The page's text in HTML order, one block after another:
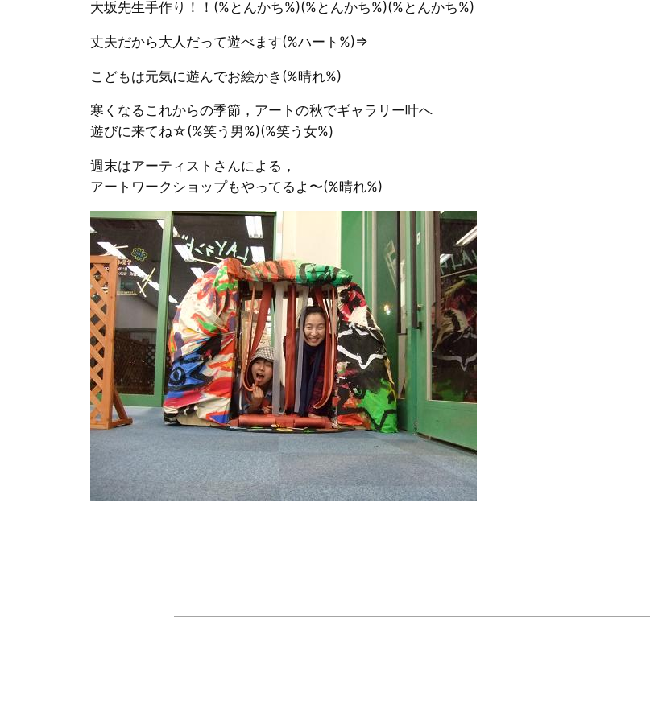
大坂先生手作り！！(%とんかち%)(%とんかち%)(%とんかち%)
丈夫だから大人だって遊べます(%ハート%)⇒
こどもは元気に遊んでお絵かき(%晴れ%)
寒くなるこれからの季節，アートの秋でギャラリー叶へ
遊びに来てね☆(%笑う男%)(%笑う女%)
週末はアーティストさんによる，
アートワークショップもやってるよ〜(%晴れ%)